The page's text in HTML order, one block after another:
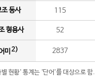
조 동사 115
형용사 52
미 2) 2837
현황' 통계는 '단어'를 대상으로 함.